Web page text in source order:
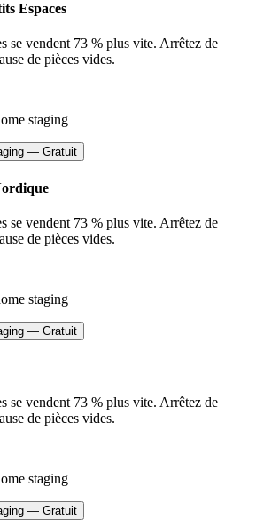
Espaces
se vendent 73 % plus vite. Arrêtez de
de pièces vides.
staging
— Gratuit
se vendent 73 % plus vite. Arrêtez de
de pièces vides.
staging
— Gratuit
se vendent 73 % plus vite. Arrêtez de
de pièces vides.
staging
— Gratuit